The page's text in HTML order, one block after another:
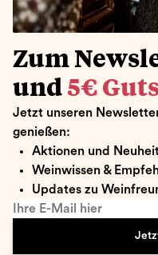
Zum
und 5€
Jetzt unseren
genießen:
Aktionen und
Weinwissen &
Updates zu
Ihre E-Mail hier